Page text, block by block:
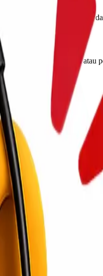
televisi, kamera,
selama pengiriman atau
internal yang rentan
meminimalkan dampak ini.
dari goresan dan